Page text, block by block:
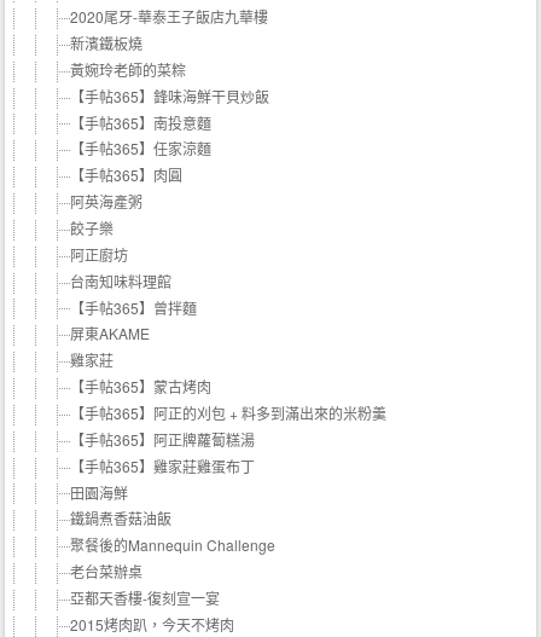
2020尾牙-華泰王子飯店九華樓
新濱鐵板燒
黃婉玲老師的菜粽
【手帖365】鋒味海鮮干貝炒飯
【手帖365】南投意麵
【手帖365】任家涼麵
【手帖365】肉圓
阿英海產粥
餃子樂
阿正廚坊
台南知味料理館
【手帖365】曾拌麵
屏東AKAME
雞家莊
【手帖365】蒙古烤肉
【手帖365】阿正的刈包 + 料多到滿出來的米粉羹
【手帖365】阿正牌蘿蔔糕湯
【手帖365】雞家莊雞蛋布丁
田園海鮮
鐵鍋煮香菇油飯
聚餐後的Mannequin Challenge
老台菜辦桌
亞都天香樓-復刻宣一宴
2015烤肉趴，今天不烤肉